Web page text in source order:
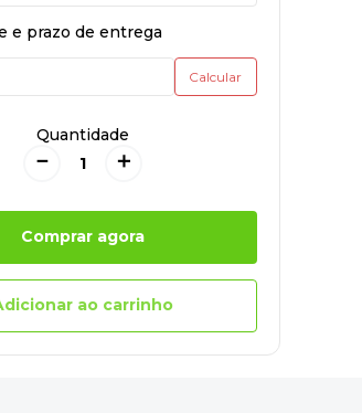
Quantidade
＋
－
Comprar agora
ao carrinho